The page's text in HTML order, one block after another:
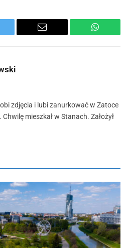
Email
zdjęcia i lubi zanurkować w Zatoce
mieszkał w Stanach. Założył